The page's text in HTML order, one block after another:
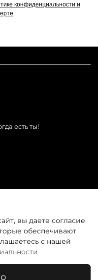
конфиденциальности и
.
есть ты!
вы даете согласие
обеспечивают
с нашей